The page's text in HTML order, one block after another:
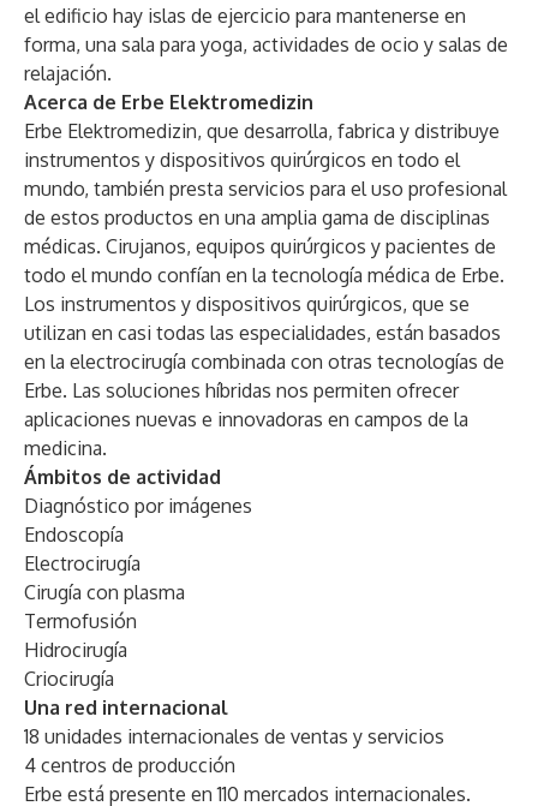
el edificio hay islas de ejercicio para mantenerse en
forma, una sala para yoga, actividades de ocio y salas de
relajación.
Acerca de Erbe Elektromedizin
Erbe Elektromedizin, que desarrolla, fabrica y distribuye
instrumentos y dispositivos quirúrgicos en todo el
mundo, también presta servicios para el uso profesional
de estos productos en una amplia gama de disciplinas
médicas. Cirujanos, equipos quirúrgicos y pacientes de
todo el mundo confían en la tecnología médica de Erbe.
Los instrumentos y dispositivos quirúrgicos, que se
utilizan en casi todas las especialidades, están basados
en la electrocirugía combinada con otras tecnologías de
Erbe. Las soluciones híbridas nos permiten ofrecer
aplicaciones nuevas e innovadoras en campos de la
medicina.
Ámbitos de actividad
Diagnóstico por imágenes
Endoscopía
Electrocirugía
Cirugía con plasma
Termofusión
Hidrocirugía
Criocirugía
Una red internacional
18 unidades internacionales de ventas y servicios
4 centros de producción
Erbe está presente en 110 mercados internacionales.